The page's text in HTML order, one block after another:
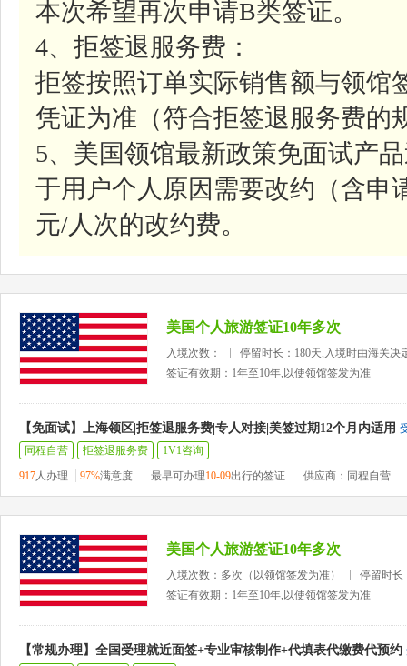
本次希望再次申请B类签证。
4、拒签退服务费：
拒签按照订单实际销售额与领馆
凭证为准（符合拒签退服务费的
5、美国领馆最新政策免面试产
于用户个人原因需要改约（含申
元/人次的改约费。
美国个人旅游签证10年多次
入境次数：
停留时长：180天,入境时由海关决
签证有效期：1年至10年,以使领馆签发为准
【免面试】上海领区|拒签退服务费|专人对接|美签过期12个月内适用
同程自营
拒签退服务费
1V1咨询
917人办理 97%满意度 最早可办理10-09出行的签证 供应商：同程自营
美国个人旅游签证10年多次
入境次数：多次（以领馆签发为准）
停留时长
签证有效期：1年至10年,以使领馆签发为准
【常规办理】全国受理就近面签+专业审核制作+代填表代缴费代预约